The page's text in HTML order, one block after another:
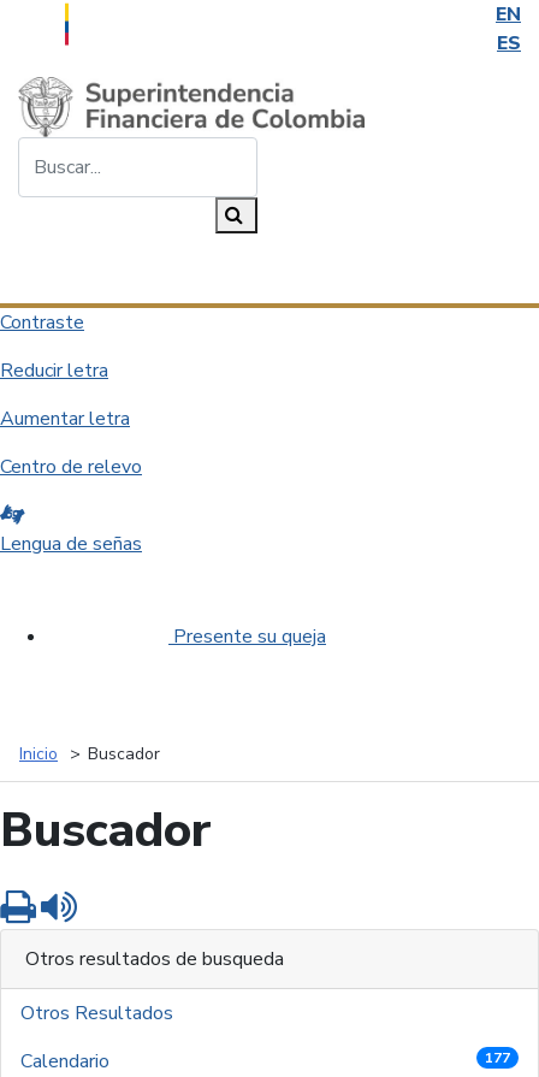
EN
ES
Saltar al contenido principal
Contraste
Reducir letra
Aumentar letra
Centro de relevo
Lengua de señas
Presente su queja
Inicio Buscador
Buscador
Imprimir
Otros resultados de busqueda
Otros Resultados
Calendario
177